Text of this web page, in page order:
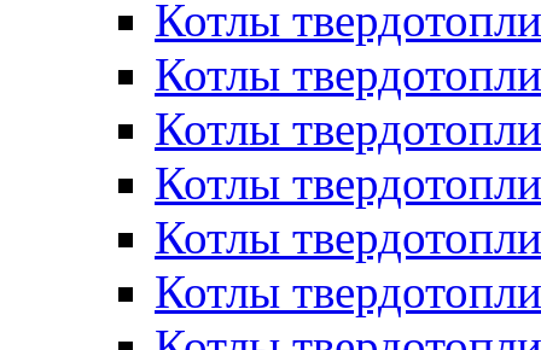
Котлы
Котлы
Котлы
Котлы
Котлы
Котлы